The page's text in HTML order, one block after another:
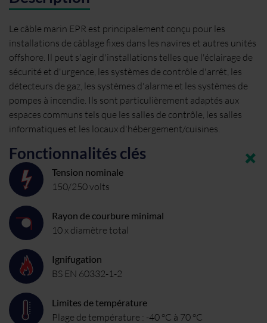
Le câble marin EPR est principalement conçu pour les
installations de câblage fixes dans les navires et autres unités
offshore. Il peut s'agir d'installations telles que l'éclairage de
sécurité et d'urgence, les systèmes de contrôle d'arrêt, les
détecteurs de gaz, les systèmes d'alarme et les systèmes de
pompes à incendie. Ils sont particulièrement adaptés aux
espaces communs tels que les salles de contrôle, les salles
informatiques et les locaux d'hébergement/cuisines.
Fonctionnalités clés
Tension nominale
150/250 volts
Rayon de courbure minimal
10 x diamètre total
Ignifugation
BS EN 60332-1-2
Limites de température
Plage de température : -40 °C à 70 °C